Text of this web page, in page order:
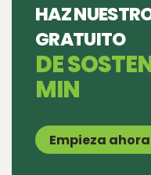
HAZ
GRATUITO
DE
MIN
Empieza ahora